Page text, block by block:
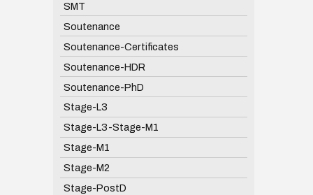
SMT
Soutenance
Soutenance-Certificates
Soutenance-HDR
Soutenance-PhD
Stage-L3
Stage-L3-Stage-M1
Stage-M1
Stage-M2
Stage-PostD